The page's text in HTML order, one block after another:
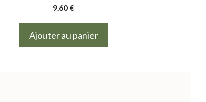
9.60€
Ajouter au panier